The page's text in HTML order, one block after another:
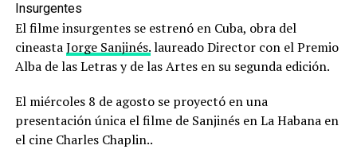
Insurgentes
El filme insurgentes se estrenó en Cuba, obra del
cineastaJorge Sanjinés.laureado Director con el Premio
Alba de las Letras y de las Artes en su segunda edición.
El miércoles 8 de agosto se proyectó en una
presentación única el filme de Sanjinés en La Habana en
el cine Charles Chaplin..